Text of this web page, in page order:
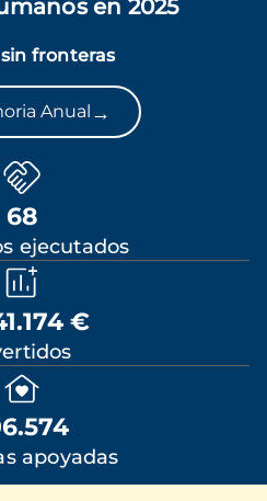
en 2025
fronteras
Anual →
68
ejecutados
€
apoyadas